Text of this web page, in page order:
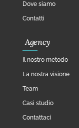
Dove siamo
Contatti
Agency
Il nostro metodo
La nostra visione
Team
Casi studio
Contattaci